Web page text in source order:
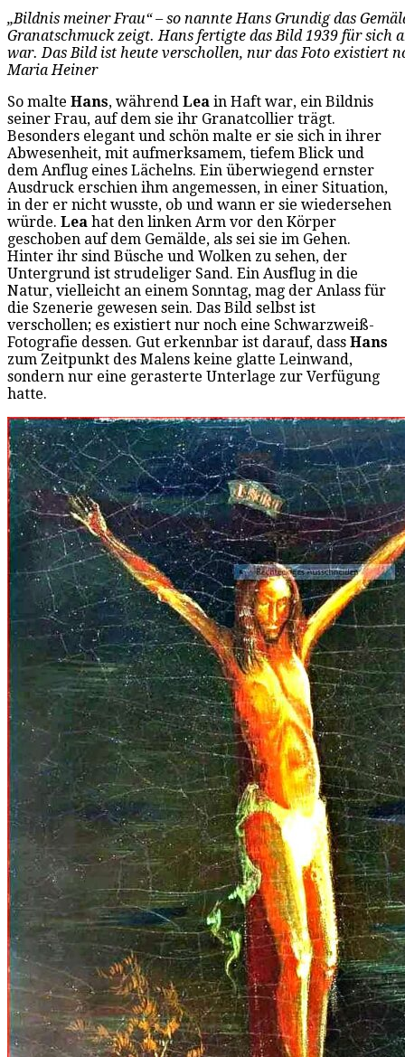
„Bildnis meiner Frau“ – so nannte Hans Grundig das
Granatschmuck zeigt. Hans fertigte das Bild 1939 für sich
war. Das Bild ist heute verschollen, nur das Foto existiert
Maria Heiner
So malte Hans, während Lea in Haft war, ein Bildnis
seiner Frau, auf dem sie ihr Granatcollier trägt.
Besonders elegant und schön malte er sie sich in ihrer
Abwesenheit, mit aufmerksamem, tiefem Blick und
dem Anflug eines Lächelns. Ein überwiegend ernster
Ausdruck erschien ihm angemessen, in einer Situation,
in der er nicht wusste, ob und wann er sie wiedersehen
würde. Lea hat den linken Arm vor den Körper
geschoben auf dem Gemälde, als sei sie im Gehen.
Hinter ihr sind Büsche und Wolken zu sehen, der
Untergrund ist strudeliger Sand. Ein Ausflug in die
Natur, vielleicht an einem Sonntag, mag der Anlass für
die Szenerie gewesen sein. Das Bild selbst ist
verschollen; es existiert nur noch eine Schwarzweiß-
Fotografie dessen. Gut erkennbar ist darauf, dass Hans
zum Zeitpunkt des Malens keine glatte Leinwand,
sondern nur eine gerasterte Unterlage zur Verfügung
hatte.